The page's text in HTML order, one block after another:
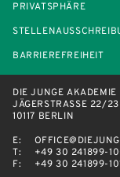
PRIVATSPHÄRE
BARRIEREFREIHEIT
DIE JUNGE AKADEMIE
JÄGERSTRASSE 22/23
10117 BERLIN
E:
T:
+49 30 241899-
F:
+49 30 241899-